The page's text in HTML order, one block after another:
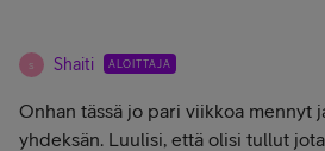
S Shaiti ALOITTAJA
Onhan tässä jo pari viikkoa mennyt
yhdeksän. Luulisi, että olisi tullut